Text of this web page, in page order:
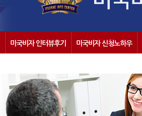
미국비자 인터뷰후기 미국비자 신청노하우